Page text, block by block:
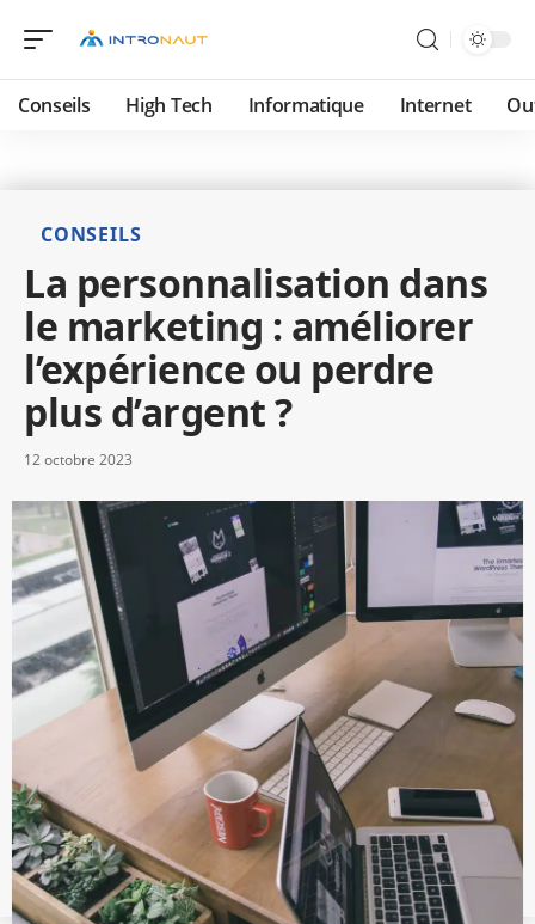
Conseils High Tech Informatique Internet
CONSEILS
La personnalisation dans
le marketing : améliorer
l’expérience ou perdre
plus d’argent ?
12 octobre 2023